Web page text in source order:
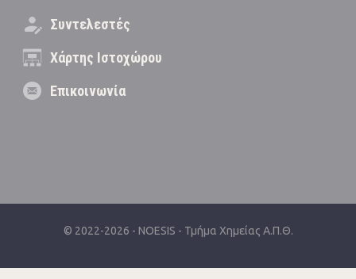
Συντελεστές
Χάρτης Ιστοχώρου
Επικοινωνία
© 2022-2026 - NOESIS - Τμήμα Χημείας Α.Π.Θ.